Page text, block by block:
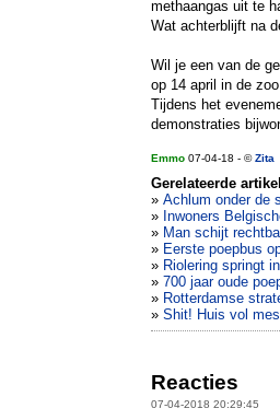
methaangas uit te
Wat achterblijft na
Wil je een van de
op 14 april in de
Tijdens het
demonstraties
Emmo 07-04-18 - ©Zita
Gerelateerde
» Achlum onder de
» Inwoners
» Man schijt
» Eerste poepbus
» Riolering springt
» 700 jaar oude
» Rotterdamse
» Shit! Huis vol
Reacties
07-04-2018 20:29:45